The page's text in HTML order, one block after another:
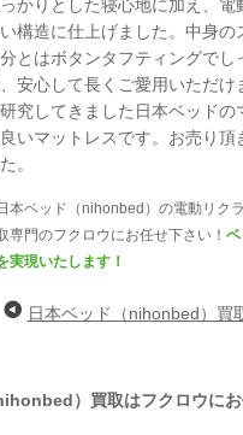
かりとした寝心地に加え、電
構造に仕上げました。中身の
とはボタンタフティングでし
安心して長くご愛用いただけ
究してきました日本ベッドの
いマットレスです。 お売り頂
。
本ベッド（nihonbed）の電動リク
専門のフクロウにお任せ下さい！
実現いたします！
日本ベッド（nihonbed）買
）買取はフクロウに